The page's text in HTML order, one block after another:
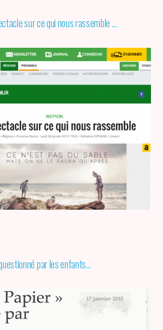
sur ce qui nous rassemble …
questionné par les enfants…